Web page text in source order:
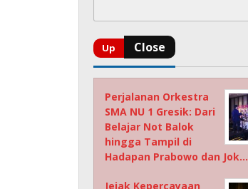
Perjalanan Orkestra
SMA NU 1 Gresik: Dari
Belajar Not Balok
hingga Tampil di
Hadapan Prabowo dan Jok…
Jejak Kepercayaan